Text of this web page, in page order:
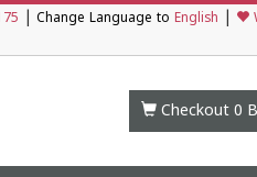
Change Language to English
Checkout 0